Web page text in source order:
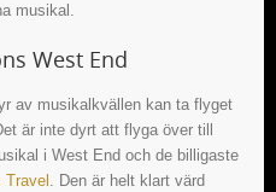
musikal.
West End
av musikalkvällen kan ta flyget
är inte dyrt att flyga över till
i West End och de billigaste
. Den är helt klart värd